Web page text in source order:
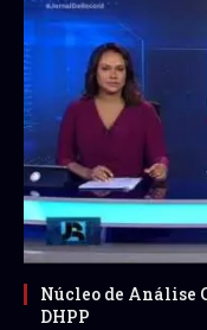
Núcleo de Análise
DHPP